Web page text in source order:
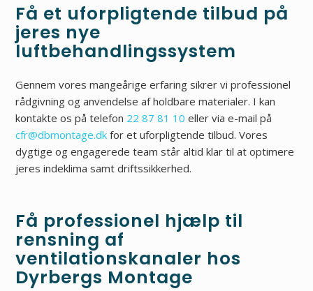
Få et uforpligtende tilbud på
jeres nye
luftbehandlingssystem
Gennem vores mangeårige erfaring sikrer vi professionel
rådgivning og anvendelse af holdbare materialer. I kan
kontakte os på telefon 22 87 81 10 eller via e-mail på
cfr@dbmontage.dk for et uforpligtende tilbud. Vores
dygtige og engagerede team står altid klar til at optimere
jeres indeklima samt driftssikkerhed.
Få professionel hjælp til
rensning af
ventilationskanaler hos
Dyrbergs Montage